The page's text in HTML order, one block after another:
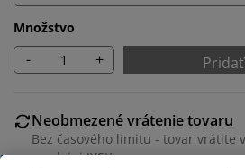
Množstvo
- +
Neobmezené vrátenie tovaru
Bez časového limitu - tovar vrátite
predajni JYSK